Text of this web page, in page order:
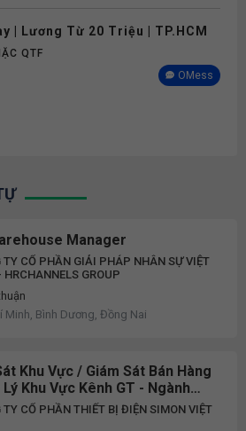
| Lương Từ 20 Triệu | TP.HCM
QTF
OMess
Manager
TY CỔ PHẦN GIẢI PHÁP NHÂN SỰ VIỆT
HRCHANNELS GROUP
Minh, Bình Dương, Đồng Nai
Khu Vực / Giám Sát Bán Hàng
Khu Vực Kênh GT - Ngành
Bị Điện
TY CỔ PHẦN THIẾT BỊ ĐIỆN SIMON VIỆT